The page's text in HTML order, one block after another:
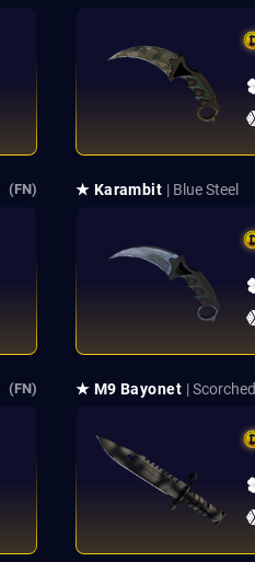
(FN) ★ Karambit | Blue Steel
(FN) ★ M9 Bayonet | Scorched